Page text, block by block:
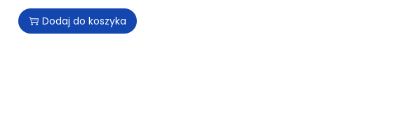
Dodaj do koszyka